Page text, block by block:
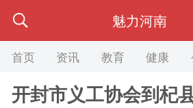
魅力河南
首页 资讯 教育 健康
开封市义工协会到杞